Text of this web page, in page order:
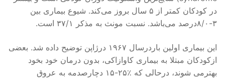
در کودکان کمتر از ۵ سال بروز می‌کند. شیوع بیماری بین
۳-۸/۰درصد می‌باشد. نسبت مونث به مذکر ۳۷/۱ است.
این بیماری اولین باردرسال ۱۹۶۷ درژاپن توضیح داده شد. بعضی
ازکودکان مبتلا به بیماری کاوازاکی، بدون درمان خود بخود
بهترمی شوند، درحالی که ٪۲۵-۱۵ دچارصدمه به عروق